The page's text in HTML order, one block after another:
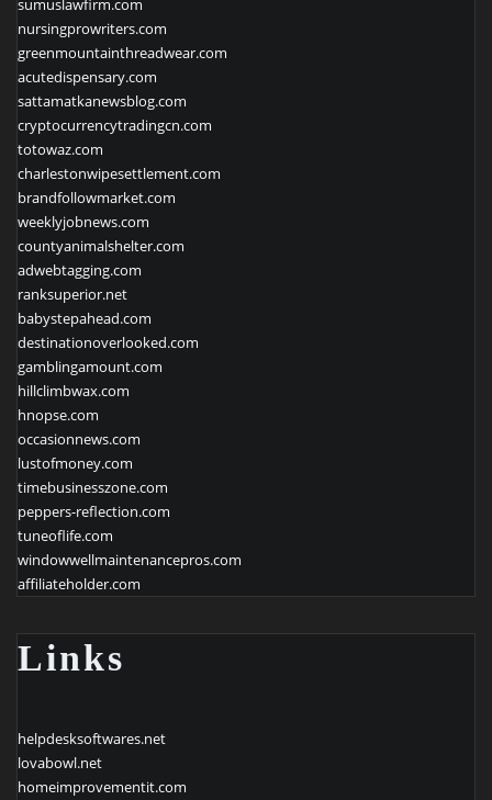
sumuslawfirm.com
nursingprowriters.com
greenmountainthreadwear.com
acutedispensary.com
sattamatkanewsblog.com
cryptocurrencytradingcn.com
totowaz.com
charlestonwipesettlement.com
brandfollowmarket.com
weeklyjobnews.com
countyanimalshelter.com
adwebtagging.com
ranksuperior.net
babystepahead.com
destinationoverlooked.com
gamblingamount.com
hillclimbwax.com
hnopse.com
occasionnews.com
lustofmoney.com
timebusinesszone.com
peppers-reflection.com
tuneoflife.com
windowwellmaintenancepros.com
affiliateholder.com
Links
helpdesksoftwares.net
lovabowl.net
homeimprovementit.com